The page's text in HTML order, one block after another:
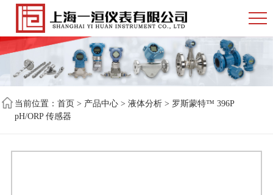
当前位置： 首页 > 产品中心 > 液体分析 > 罗斯蒙特™ 396P
pH/ORP 传感器